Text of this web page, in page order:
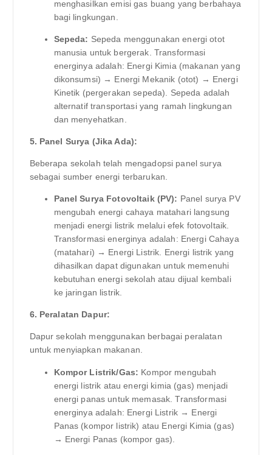
menghasilkan emisi gas buang yang berbahaya
bagi lingkungan.
Sepeda: Sepeda menggunakan energi otot
manusia untuk bergerak. Transformasi
energinya adalah: Energi Kimia (makanan yang
dikonsumsi) → Energi Mekanik (otot) → Energi
Kinetik (pergerakan sepeda). Sepeda adalah
alternatif transportasi yang ramah lingkungan
dan menyehatkan.
5. Panel Surya (Jika Ada):
Beberapa sekolah telah mengadopsi panel surya
sebagai sumber energi terbarukan.
Panel Surya Fotovoltaik (PV): Panel surya PV
mengubah energi cahaya matahari langsung
menjadi energi listrik melalui efek fotovoltaik.
Transformasi energinya adalah: Energi Cahaya
(matahari) → Energi Listrik. Energi listrik yang
dihasilkan dapat digunakan untuk memenuhi
kebutuhan energi sekolah atau dijual kembali
ke jaringan listrik.
6. Peralatan Dapur:
Dapur sekolah menggunakan berbagai peralatan
untuk menyiapkan makanan.
Kompor Listrik/Gas: Kompor mengubah
energi listrik atau energi kimia (gas) menjadi
energi panas untuk memasak. Transformasi
energinya adalah: Energi Listrik → Energi
Panas (kompor listrik) atau Energi Kimia (gas)
→ Energi Panas (kompor gas).